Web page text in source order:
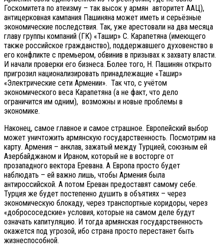
Госкомитета по атеизму – так высок у армян авторитет ААЦ),
антицерковная кампания Пашиняна может иметь и серьёзные
экономические последствия. Так, уже арестовали на два месяца
главу группы компаний (ГК) «Ташир» С. Карапетяна (имеющего
также российское гражданство), поддержавшего духовенство в
его конфликте с премьером, обвинив в призывах к захвату власти.
И начали проверки его бизнеса. Более того, Н. Пашинян открыто
пригрозил национализировать принадлежащие «Ташир»
«Электрические сети Армении». Так что, с учётом
экономического веса Карапетяна (а не факт, что дело
ограничится им одним), возможны и новые проблемы в
экономике.
Наконец, самое главное и самое страшное. Европейский выбор
может уничтожить армянскую государственность. Посмотрим на
карту. Армения – анклав, зажатый между Турцией, союзным ей
Азербайджаном и Ираном, который не в восторге от
прозападного вектора Еревана. А Европа просто будет
наблюдать – ей важно лишь, чтобы Армения была
антироссийской. А потом Ереван предоставят самому себе.
Турция же будет постепенно душить в объятиях – через
экономическую блокаду, через транспортные коридоры, через
«добрососедские» условия, которые на самом деле будут
означать капитуляцию. И тогда армянская государственность
окажется под угрозой, ибо страна просто перестанет быть
жизнеспособной.